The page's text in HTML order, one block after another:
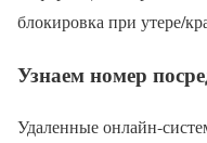
блокировка при утере/
Узнаем номер
Удаленные онлайн-